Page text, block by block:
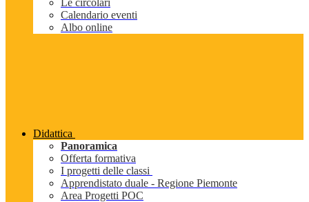
Le circolari
Calendario eventi
Albo online
Didattica
Panoramica
Offerta formativa
I progetti delle classi
Apprendistato duale - Regione Piemonte
Area Progetti POC